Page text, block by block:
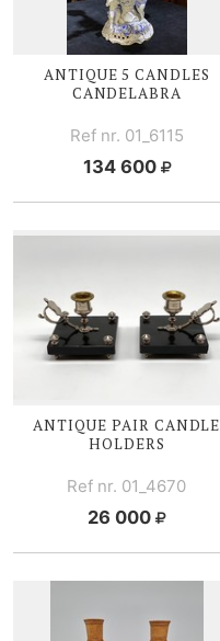
ANTIQUE 5 CANDLES
CANDELABRA
Ref nr. 01_6115
134 600
ANTIQUE PAIR CANDLE
HOLDERS
Ref nr. 01_4670
26 000